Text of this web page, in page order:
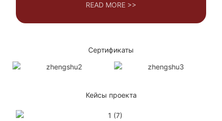
READ MORE >>
Сертификаты
Кейсы проекта